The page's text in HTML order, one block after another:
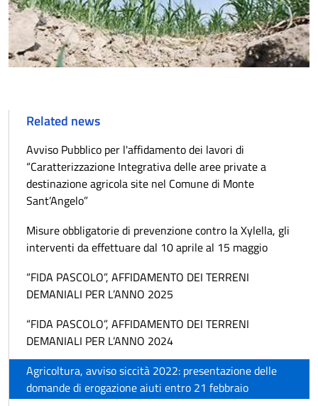
Related news
Avviso Pubblico per l'affidamento dei lavori di
“Caratterizzazione Integrativa delle aree private a
destinazione agricola site nel Comune di Monte
Sant’Angelo”
Misure obbligatorie di prevenzione contro la Xylella, gli
interventi da effettuare dal 10 aprile al 15 maggio
“FIDA PASCOLO”, AFFIDAMENTO DEI TERRENI
DEMANIALI PER L’ANNO 2025
“FIDA PASCOLO”, AFFIDAMENTO DEI TERRENI
DEMANIALI PER L’ANNO 2024
Agricoltura, avviso siccità 2022: presentazione delle
domande di erogazione aiuti entro 21 febbraio